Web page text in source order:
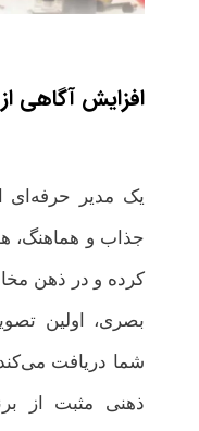
افزایش آگاهی
یک مدیر حرفه‌ای
جذاب و هماهنگ،
کرده و در ذهن
بصری، اولین
شما دریافت
ذهنی مثبت از